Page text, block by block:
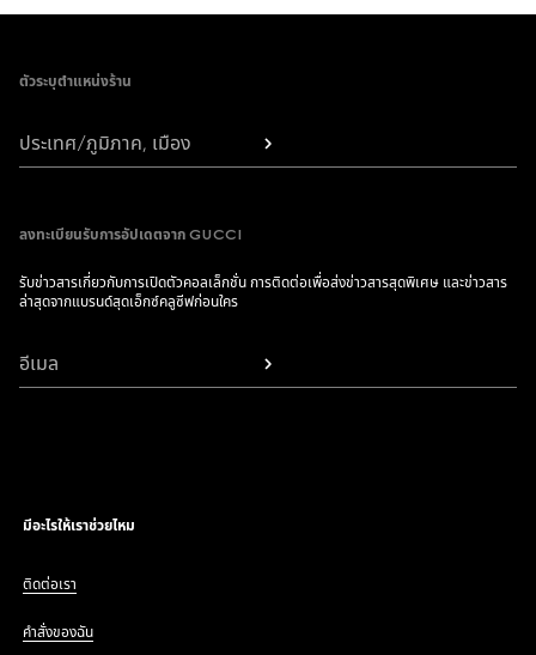
ตัวระบุตำแหน่งร้าน
ประเทศ/ภูมิภาค, เมือง
ลงทะเบียนรับการอัปเดตจาก GUCCI
รับข่าวสารเกี่ยวกับการเปิดตัวคอลเล็กชั่น การติดต่อเพื่อส่งข่าวสารสุดพิเศษ และข่าวสาร
ล่าสุดจากแบรนด์สุดเอ็กซ์คลูซีฟก่อนใคร
อีเมล
มีอะไรให้เราช่วยไหม
ติดต่อเรา
คำสั่งของฉัน